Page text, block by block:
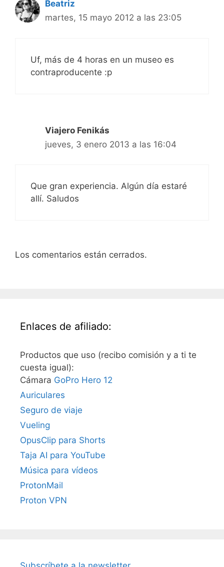
Beatriz
martes, 15 mayo 2012 a las 23:05
Uf, más de 4 horas en un museo es
contraproducente :p
Viajero Fenikás
jueves, 3 enero 2013 a las 16:04
Que gran experiencia. Algún día estaré
allí. Saludos
Los comentarios están cerrados.
Enlaces de afiliado:
Productos que uso (recibo comisión y a ti te
cuesta igual):
Cámara GoPro Hero 12
Auriculares
Seguro de viaje
Vueling
OpusClip para Shorts
Taja AI para YouTube
Música para vídeos
ProtonMail
Proton VPN